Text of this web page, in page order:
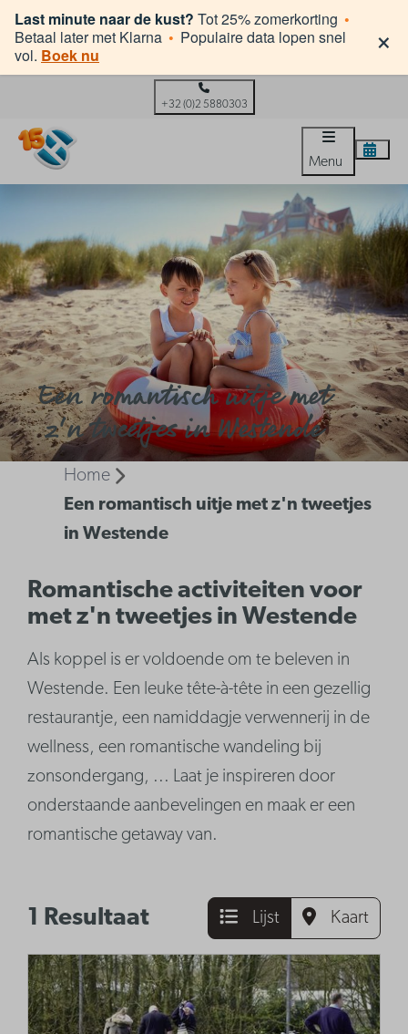
Last minute naar de kust? Tot 25% zomerkorting •
Betaal later met Klarna • Populaire data lopen snel
vol. Boek nu ×
+32 (0)2 5880303
Menu
Een romantisch uitje met
z'n tweetjes in Westende
Home
Een romantisch uitje met z'n tweetjes
in Westende
Romantische activiteiten voor
met z'n tweetjes in Westende
Als koppel is er voldoende om te beleven in
Westende. Een leuke tête-à-tête in een gezellig
restaurantje, een namiddagje verwennerij in de
wellness, een romantische wandeling bij
zonsondergang, ... Laat je inspireren door
onderstaande aanbevelingen en maak er een
romantische getaway van.
1 Resultaat Lijst Kaart